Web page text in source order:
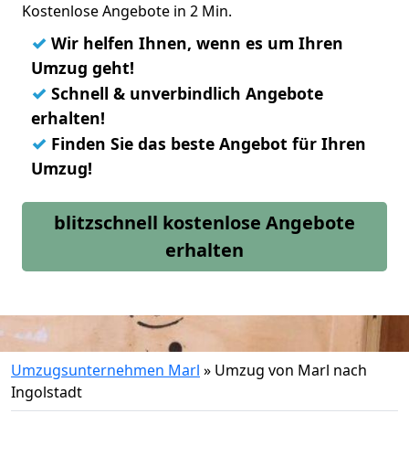
Kostenlose Angebote in 2 Min.
✓ Wir helfen Ihnen, wenn es um Ihren
Umzug geht!
✓ Schnell & unverbindlich Angebote
erhalten!
✓ Finden Sie das beste Angebot für Ihren
Umzug!
blitzschnell kostenlose Angebote
erhalten
Umzugsunternehmen Marl » Umzug von Marl nach
Ingolstadt